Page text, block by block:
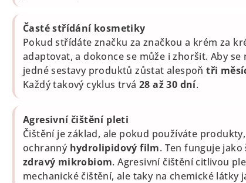
Časté střídání kosmetiky
Pokud střídáte značku za značkou a krém za
adaptovat, a dokonce se může i zhoršit. Aby
jedné sestavy produktů zůstat alespoňtři
Každý takový cyklus trvá 28 až 30 dní.
Agresivní čištění pleti
Čištění je základ, ale pokud používáte
ochranný hydrolipidový film. Ten funguje jako
zdravý mikrobiom. Agresivní čištění citlivou
mechanické čištění, ale taky na chemické látky